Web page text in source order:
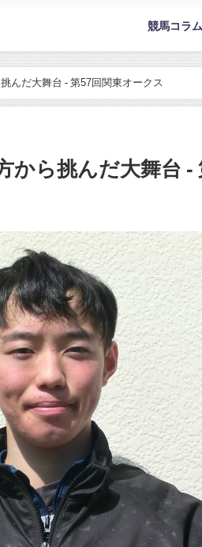
競馬コラ
んだ大舞台 - 第57回関東オークス
ら挑んだ大舞台 -